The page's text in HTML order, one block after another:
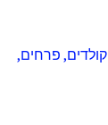
פרחים,